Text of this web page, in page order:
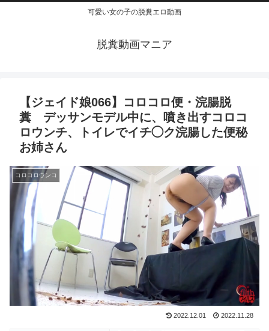
可愛い女の子の脱糞エロ動画
脱糞動画マニア
【ジェイド娘066】コロコロ便・浣腸脱
糞 デッサンモデル中に、噴き出すコロコ
ロウンチ、トイレでイチ◯ク浣腸した便秘
お姉さん
コロコロウンコ
2022.12.01 2022.11.28